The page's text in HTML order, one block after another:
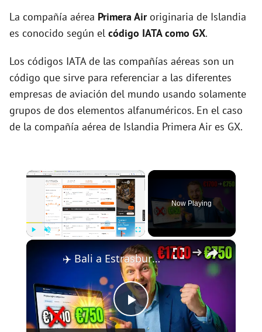
La compañía aérea Primera Airoriginaria de Islandia
es conocido según el código IATA como GX.
Los códigos IATA de las compañías aéreas son un
código que sirve para referenciar a las diferentes
empresas de aviación del mundo usando solamente
grupos de dos elementos alfanuméricos. En el caso
de la compañía aérea de Islandia Primera Air es GX.
×
Now Playing
×
P
✈️ Bali a Estrasburgo por 750 € en vez de 1700 € — El Truco de Vuelos que Ocultan las Comparadoras 🤯